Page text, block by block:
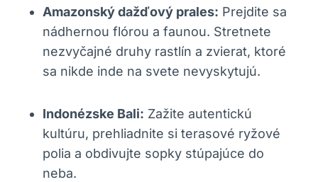
Amazonský dažďový prales: Prejdite sa
nádhernou flórou ‍a faunou. Stretnete
nezvyčajné ⁣druhy ‍rastlín a zvierat, ktoré
sa nikde inde‌ na ⁣svete⁣ nevyskytujú.
Indonézske Bali: Zažite autentickú
kultúru,‌ prehliadnite si terasové ryžové
polia a obdivujte sopky stúpajúce do
neba.